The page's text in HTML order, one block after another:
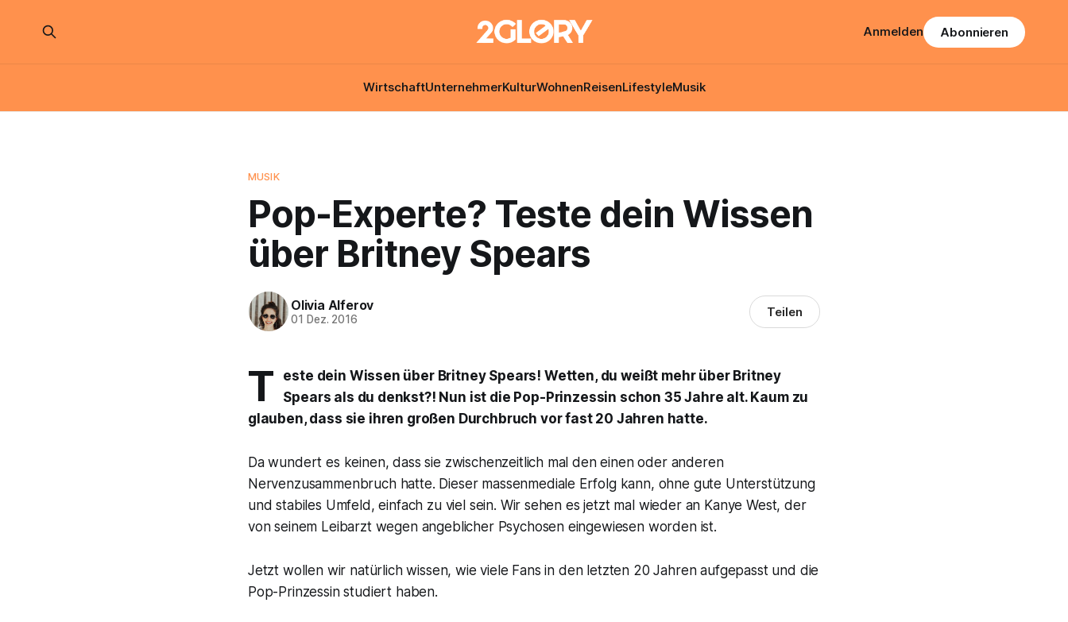
WirtschaftUnternehmerKulturWohnenReisenLifestyleMusik
Anmelden Abonnieren
MUSIK
Pop-Experte? Teste dein Wissen
über Britney Spears
Olivia Alferov
01 Dez. 2016 Teilen
T
este dein Wissen über Britney Spears! Wetten, du weißt mehr über Britney
Spears als du denkst?! Nun ist die Pop-Prinzessin schon 35 Jahre alt. Kaum zu
glauben, dass sie ihren großen Durchbruch vor fast 20 Jahren hatte.
Da wundert es keinen, dass sie zwischenzeitlich mal den einen oder anderen
Nervenzusammenbruch hatte. Dieser massenmediale Erfolg kann, ohne gute Unterstützung
und stabiles Umfeld, einfach zu viel sein. Wir sehen es jetzt mal wieder an Kanye West, der
von seinem Leibarzt wegen angeblicher Psychosen eingewiesen worden ist.
Jetzt wollen wir natürlich wissen, wie viele Fans in den letzten 20 Jahren aufgepasst und die
Pop-Prinzessin studiert haben.